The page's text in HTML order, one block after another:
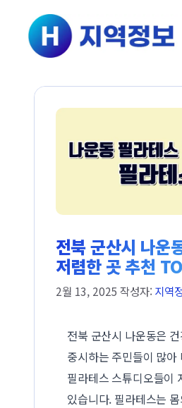
건너뛰기
전북 군산시 나운
저렴한 곳 추천
2월 13, 2025 작성자: 지역
전북 군산시 나운동은
중시하는 주민들이 많아
필라테스 스튜디오들이
있습니다. 필라테스는